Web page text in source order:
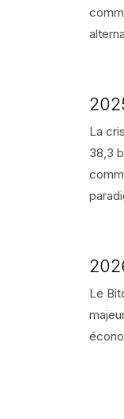
La
38,3
Le